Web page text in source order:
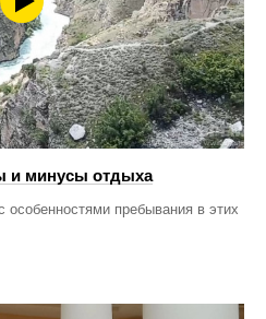
и минусы отдыха
особенностями пребывания в этих